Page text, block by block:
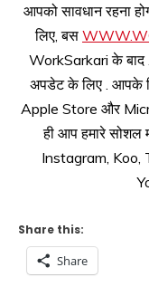
आपको सावधान रहना
लिए, बस
WorkSarkari के
अपडेट के लिए . आपके
Apple Store और
ही आप हमारे
Instagram, Koo,
Share this:
Share